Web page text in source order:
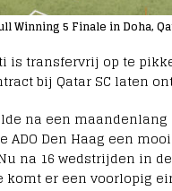
Winning 5 Finale in Doha,
is transfervrij op te
bij Qatar SC laten
na een maandenlang
ADO Den Haag een
na 16 wedstrijden in
komt er een voorlopig